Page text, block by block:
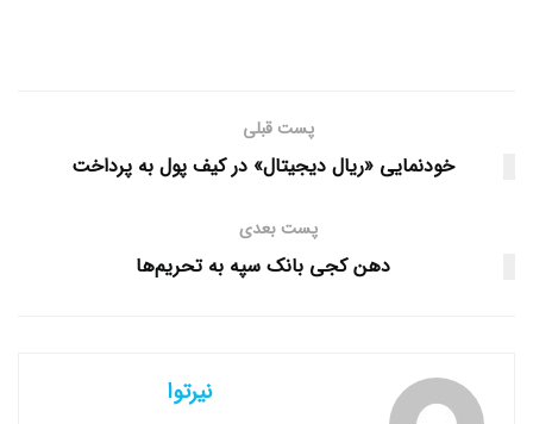
پست قبلی
خودنمایی «ریال دیجیتال» در کیف پول به پرداخت
پست بعدی
دهن کجی بانک سپه به تحریم‌ها
نیرتوا